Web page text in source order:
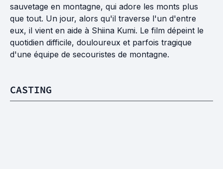
sauvetage en montagne, qui adore les monts plus
que tout. Un jour, alors qu'il traverse l'un d'entre
eux, il vient en aide à Shiina Kumi. Le film dépeint le
quotidien difficile, douloureux et parfois tragique
d'une équipe de secouristes de montagne.
CASTING